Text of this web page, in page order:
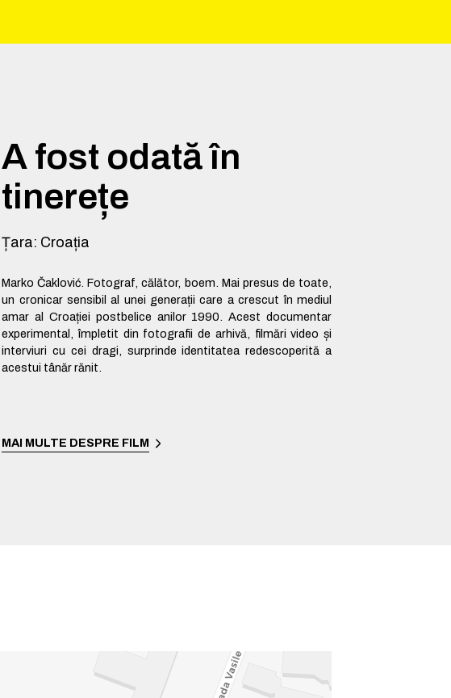
A fost odată în
tinerețe
Țara: Croația
Marko Čaklović. Fotograf, călător, boem. Mai presus de toate,
un cronicar sensibil al unei generații care a crescut în mediul
amar al Croației postbelice anilor 1990. Acest documentar
experimental, împletit din fotografii de arhivă, filmări video și
interviuri cu cei dragi, surprinde identitatea redescoperită a
acestui tânăr rănit.
MAI MULTE DESPRE FILM